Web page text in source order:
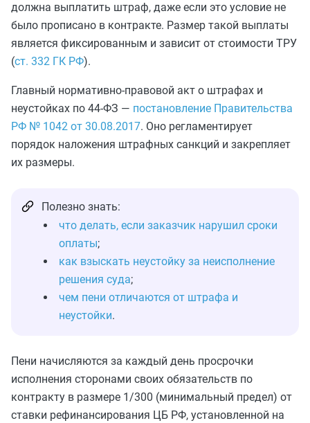
должна выплатить штраф, даже если это условие не
было прописано в контракте. Размер такой выплаты
является фиксированным и зависит от стоимости ТРУ
(ст. 332 ГК РФ).
Главный нормативно-правовой акт о штрафах и
неустойках по 44-ФЗ — постановление Правительства
РФ № 1042 от 30.08.2017. Оно регламентирует
порядок наложения штрафных санкций и закрепляет
их размеры.
Полезно знать:
что делать, если заказчик нарушил сроки
оплаты;
как взыскать неустойку за неисполнение
решения суда;
чем пени отличаются от штрафа и
неустойки.
Пени начисляются за каждый день просрочки
исполнения сторонами своих обязательств по
контракту в размере 1/300 (минимальный предел) от
ставки рефинансирования ЦБ РФ, установленной на